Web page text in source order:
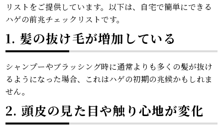
リストをご提供しています。以下は、自宅で簡単にできる
ハゲの前兆チェックリストです。
1. 髪の抜け毛が増加している
シャンプーやブラッシング時に通常よりも多くの髪が抜け
るようになった場合、これはハゲの初期の兆候かもしれま
せん。
2. 頭皮の見た目や触り心地が変化